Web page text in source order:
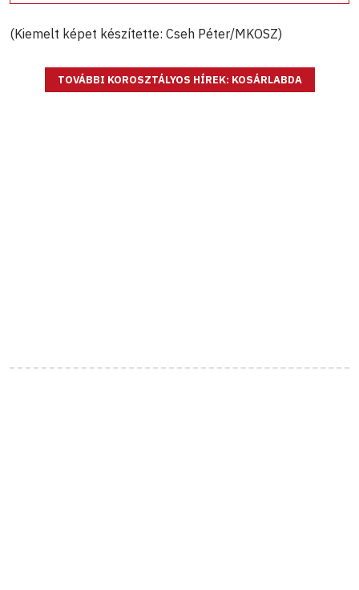
(Kiemelt képet készítette: Cseh Péter/MKOSZ)
TOVÁBBI KOROSZTÁLYOS HÍREK: KOSÁRLABDA